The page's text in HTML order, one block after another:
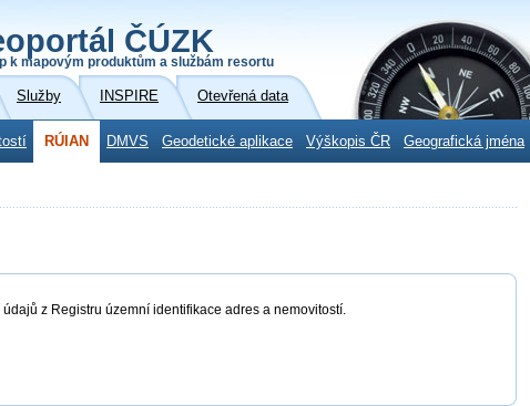
ČÚZK
k mapovým produktům a službám resortu
Služby INSPIRE Otevřená data
RÚIAN DMVS Geodetické aplikace Výškopis ČR Geografická jména
z Registru územní identifikace adres a nemovitostí.